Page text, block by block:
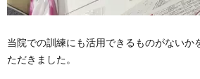
当院での訓練にも活用できるものがないか
ただきました。